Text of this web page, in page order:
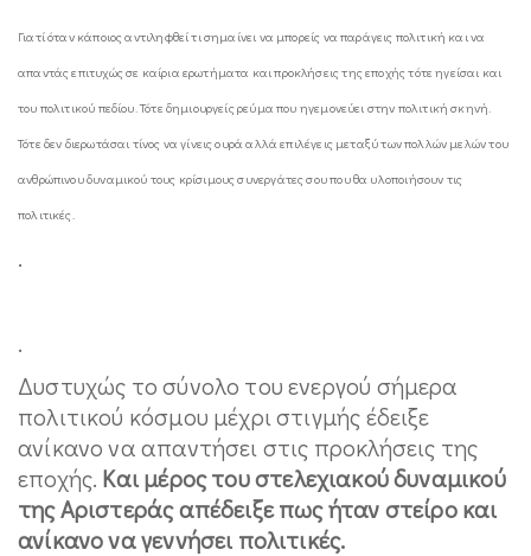
Γιατί όταν κάποιος αντιληφθεί τι σημαίνει να μπορείς να παράγεις πολιτική και να
απαντάς επιτυχώς σε καίρια ερωτήματα και προκλήσεις της εποχής τότε ηγείσαι και
του πολιτικού πεδίου. Τότε δημιουργείς ρεύμα που ηγεμονεύει στην πολιτική σκηνή.
Τότε δεν διερωτάσαι τίνος να γίνεις ουρά αλλά επιλέγεις μεταξύ των πολλών μελών του
ανθρώπινου δυναμικού τους κρίσιμους συνεργάτες σου που θα υλοποιήσουν τις
πολιτικές.
.
.
Δυστυχώς το σύνολο του ενεργού σήμερα
πολιτικού κόσμου μέχρι στιγμής έδειξε
ανίκανο να απαντήσει στις προκλήσεις της
εποχής. Και μέρος του στελεχιακού δυναμικού
της Αριστεράς απέδειξε πως ήταν στείρο και
ανίκανο να γεννήσει πολιτικές.